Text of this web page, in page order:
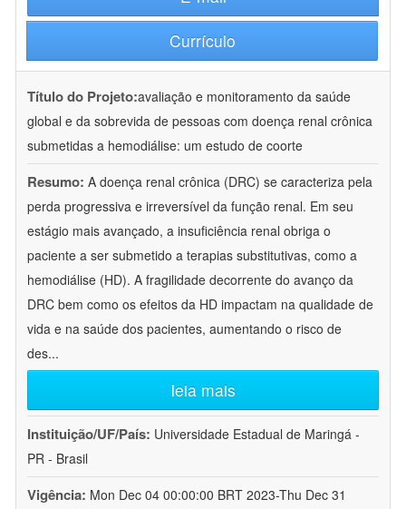
Currículo
Título do Projeto:avaliação e monitoramento da saúde
global e da sobrevida de pessoas com doença renal crônica
submetidas a hemodiálise: um estudo de coorte
Resumo: A doença renal crônica (DRC) se caracteriza pela
perda progressiva e irreversível da função renal. Em seu
estágio mais avançado, a insuficiência renal obriga o
paciente a ser submetido a terapias substitutivas, como a
hemodiálise (HD). A fragilidade decorrente do avanço da
DRC bem como os efeitos da HD impactam na qualidade de
vida e na saúde dos pacientes, aumentando o risco de
des...
leia mais
Instituição/UF/País: Universidade Estadual de Maringá -
PR - Brasil
Vigência: Mon Dec 04 00:00:00 BRT 2023-Thu Dec 31